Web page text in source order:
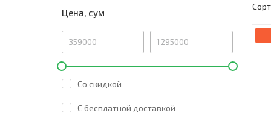
Цена, сум
Со скидкой
C бесплатной доставкой